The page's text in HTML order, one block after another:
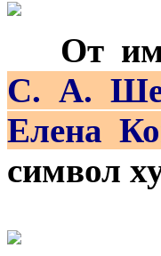
От
С. А.
Елена
символ